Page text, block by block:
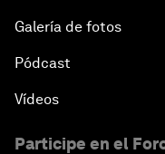
Galería de fotos
Pódcast
Vídeos
Participe en el